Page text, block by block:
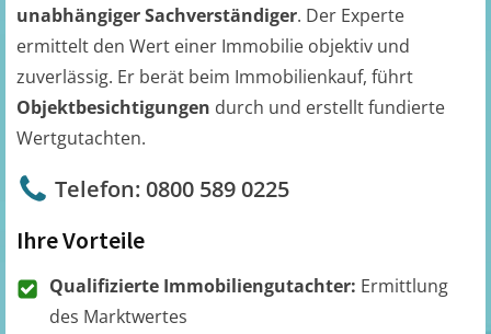
unabhängiger Sachverständiger. Der Experte
ermittelt den Wert einer Immobilie objektiv und
zuverlässig. Er berät beim Immobilienkauf, führt
Objektbesichtigungen durch und erstellt fundierte
Wertgutachten.
Telefon: 0800 589 0225
Ihre Vorteile
Qualifizierte Immobiliengutachter: Ermittlung
des Marktwertes